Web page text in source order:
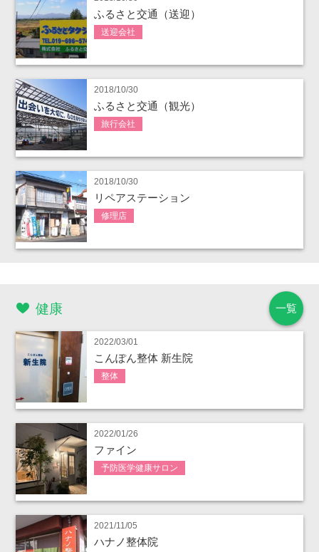
ふるさと交通（送迎）
送迎会社
2018/10/30
ふるさと交通（観光）
旅行会社
2018/10/30
リペアステーション
修理店
一覧
健康
2022/03/01
こんぽん整体 新生院
整体
2022/01/26
ファイン
予防医学健康サロン
2021/11/05
ハナノ整体院